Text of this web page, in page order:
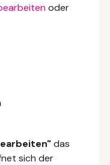
oder
das
sich der